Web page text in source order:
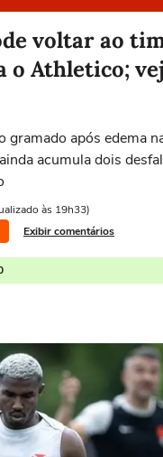
ver as notícias
voltar ao
o Athletico;
gramado após edema
acumula dois
às 19h33)
Exibir comentários